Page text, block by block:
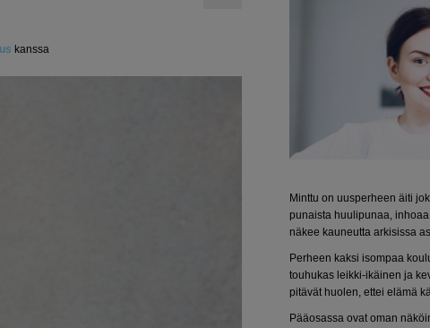
kanssa
Minttu on uusperheen äiti
punaista huulipunaa,
näkee kauneutta arkisissa
Perheen kaksi isompaa
touhukas leikki-ikäinen ja
pitävät huolen, ettei elämä
Pääosassa ovat oman